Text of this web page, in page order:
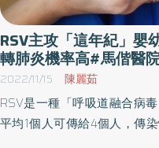
專家，在研習會上對何冠旻
馬來西亞醫師負責，何醫師
任是亞洲執行此手術案例最
「喉鏡」發表此手術的長期
與可行性。聲帶麻痺患者常
式喉植入技術不僅可以改善
RSV主攻「這年紀」嬰
轉肺炎機率高#馬偕醫
2022/11/15 陳麗茹
RSV是一種「呼吸道融合病
平均1個人可傳給4個人，傳